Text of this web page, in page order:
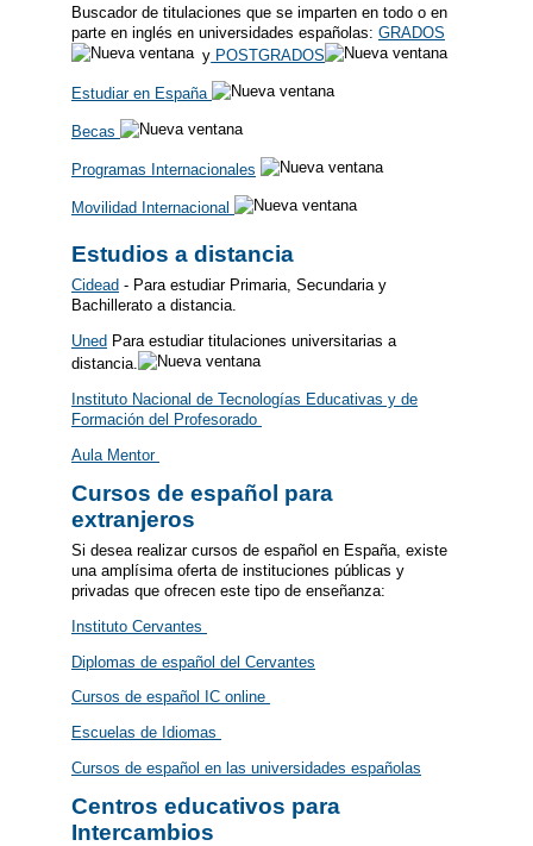
Buscador de titulaciones que se imparten en todo o en
parte en inglés en universidades españolas: GRADOS
y POSTGRADOS
Estudiar en España
Becas
Programas Internacionales
Movilidad Internacional
Estudios a distancia
Cidead - Para estudiar Primaria, Secundaria y
Bachillerato a distancia.
Uned Para estudiar titulaciones universitarias a
distancia.
Instituto Nacional de Tecnologías Educativas y de
Formación del Profesorado
Aula Mentor
Cursos de español para
extranjeros
Si desea realizar cursos de español en España, existe
una amplísima oferta de instituciones públicas y
privadas que ofrecen este tipo de enseñanza:
Instituto Cervantes
Diplomas de español del Cervantes
Cursos de español IC online
Escuelas de Idiomas
Cursos de español en las universidades españolas
Centros educativos para
Intercambios